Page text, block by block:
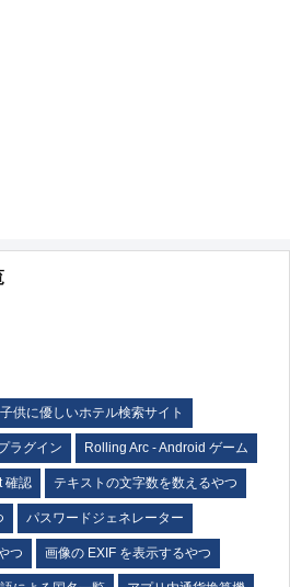
子供に優しいホテル検索サイト
ラグイン Rolling Arc - Android ゲーム
確認 テキストの文字数を数えるやつ
パスワードジェネレーター
つ 画像の EXIF を表示するやつ